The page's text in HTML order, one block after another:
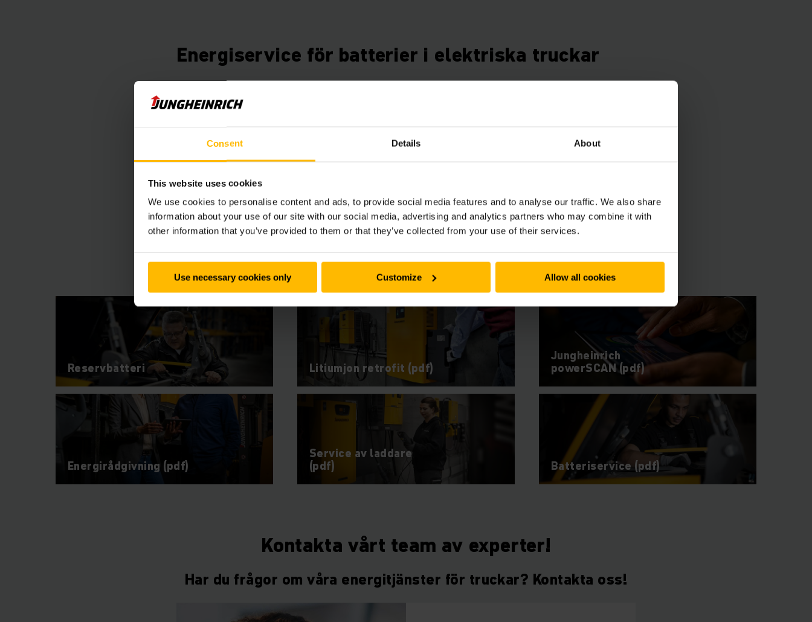
Consent Details About
This website uses cookies
We use cookies to personalise content and ads, to provide social media features and to analyse our traffic. We also share
information about your use of our site with our social media, advertising and analytics partners who may combine it with
other information that you’ve provided to them or that they’ve collected from your use of their services.
Use necessary cookies only Customize Allow all cookies
Energiservice för batterier i elektriska truckar
truckflotta. Med regelbundna kontroller, utbytes- eller hyrbatterier, litiumjonkonverteringar eller den
energihantering bidrar till att skapa en stressfri arbetsmiljö.
Läs mer om:
Reservbatteri Litiumjon retrofit (pdf)
Jungheinrich
powerSCAN (pdf)
Energirådgivning (pdf)
Service av laddare
(pdf)
Batteriservice (pdf)
Kontakta vårt team av experter!
Har du frågor om våra energitjänster för truckar? Kontakta oss!